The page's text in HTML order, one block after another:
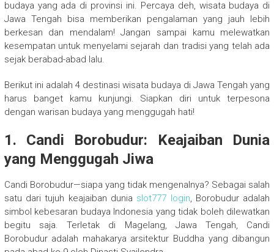
budaya yang ada di provinsi ini. Percaya deh, wisata budaya di
Jawa Tengah bisa memberikan pengalaman yang jauh lebih
berkesan dan mendalam! Jangan sampai kamu melewatkan
kesempatan untuk menyelami sejarah dan tradisi yang telah ada
sejak berabad-abad lalu.
Berikut ini adalah 4 destinasi wisata budaya di Jawa Tengah yang
harus banget kamu kunjungi. Siapkan diri untuk terpesona
dengan warisan budaya yang menggugah hati!
1. Candi Borobudur: Keajaiban Dunia
yang Menggugah Jiwa
Candi Borobudur—siapa yang tidak mengenalnya? Sebagai salah
satu dari tujuh keajaiban dunia slot777 login, Borobudur adalah
simbol kebesaran budaya Indonesia yang tidak boleh dilewatkan
begitu saja. Terletak di Magelang, Jawa Tengah, Candi
Borobudur adalah mahakarya arsitektur Buddha yang dibangun